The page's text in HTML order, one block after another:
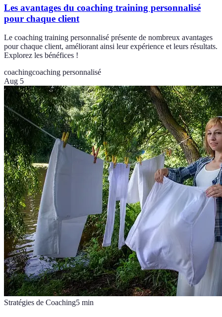
Les avantages du coaching training personnalisé
pour chaque client
Le coaching training personnalisé présente de nombreux avantages
pour chaque client, améliorant ainsi leur expérience et leurs résultats.
Explorez les bénéfices !
coachingcoaching personnalisé
Aug 5
Stratégies de Coaching5 min